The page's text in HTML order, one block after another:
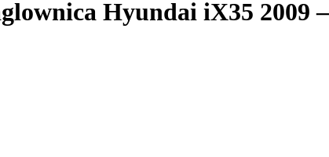
Hyundai iX35 2009